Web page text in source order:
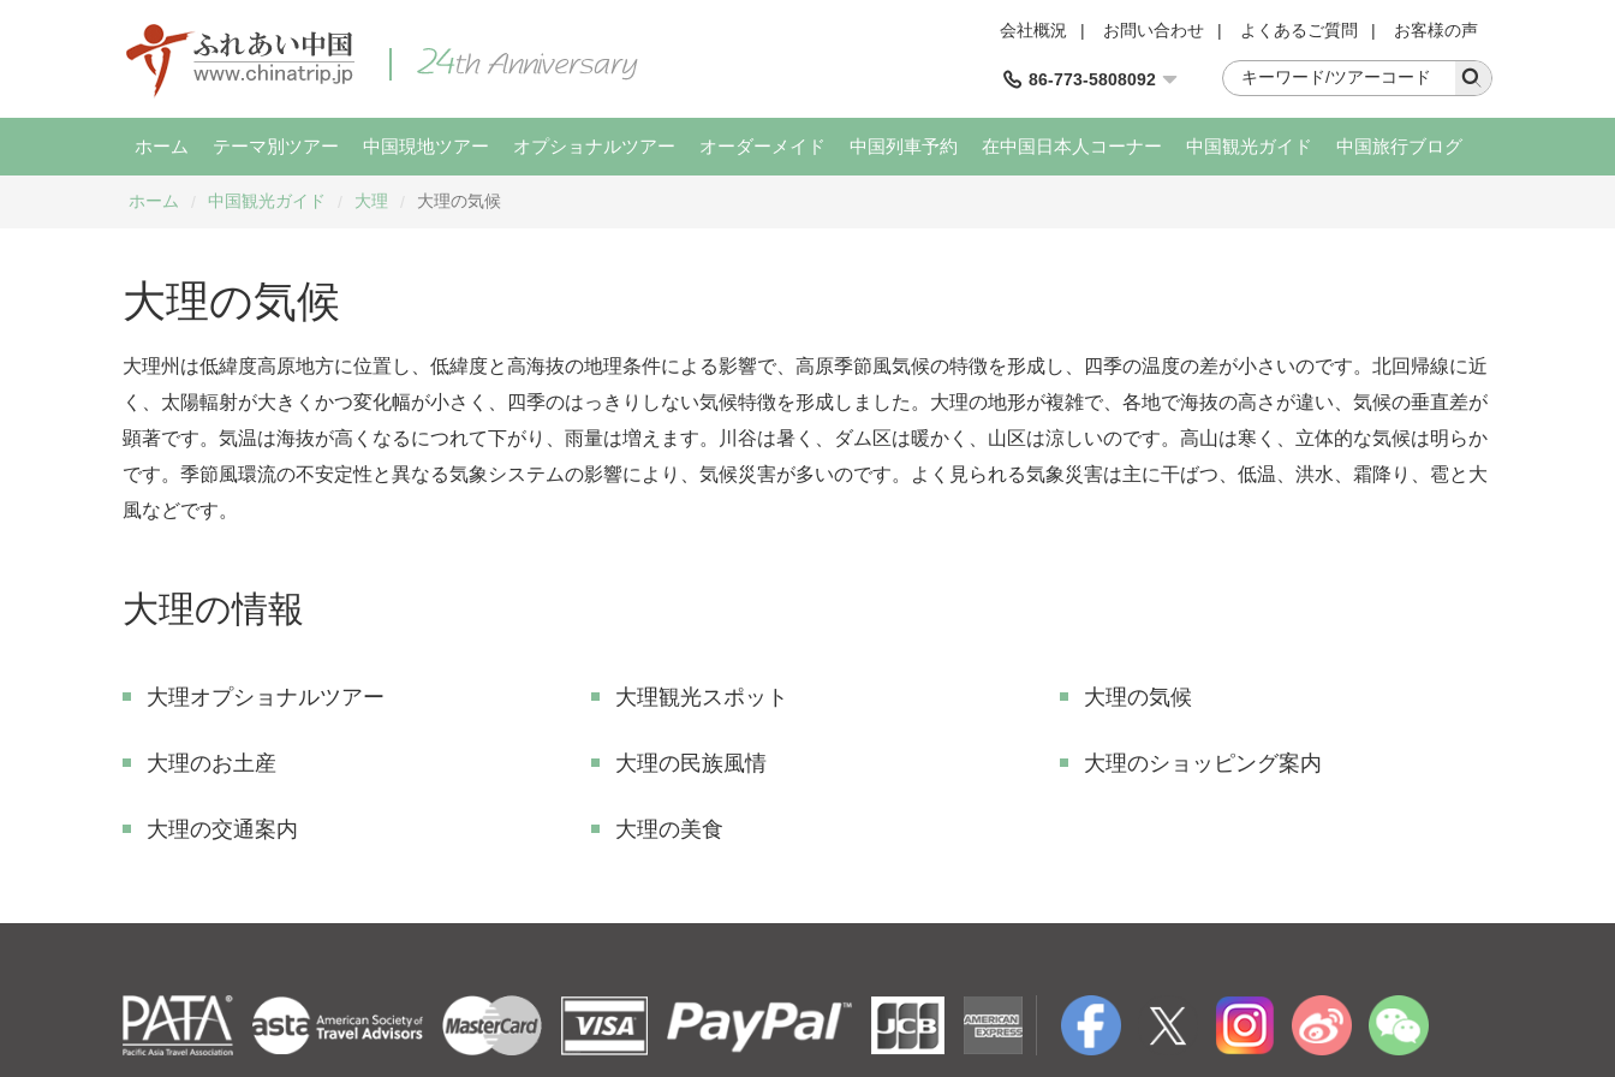
会社概況 | お問い合わせ | よくあるご質問 | お客様の声
86-773-5808092
ホーム テーマ別ツアー 中国現地ツアー オプショナルツアー オーダーメイド 中国列車予約 在中国日本人コーナー 中国観光ガイド 中国旅行ブログ
ホーム 中国観光ガイド 大理 大理の気候
大理の気候
大理州は低緯度高原地方に位置し、低緯度と高海抜の地理条件による影響で、高原季節風気候の特徴を形成し、四季の温度の差が小さいのです。北回帰線に近
く、太陽輻射が大きくかつ変化幅が小さく、四季のはっきりしない気候特徴を形成しました。大理の地形が複雑で、各地で海抜の高さが違い、気候の垂直差が
顕著です。気温は海抜が高くなるにつれて下がり、雨量は増えます。川谷は暑く、ダム区は暖かく、山区は涼しいのです。高山は寒く、立体的な気候は明らか
です。季節風環流の不安定性と異なる気象システムの影響により、気候災害が多いのです。よく見られる気象災害は主に干ばつ、低温、洪水、霜降り、雹と大
風などです。
大理の情報
大理オプショナルツアー 大理観光スポット 大理の気候
大理のお土産 大理の民族風情 大理のショッピング案内
大理の交通案内 大理の美食